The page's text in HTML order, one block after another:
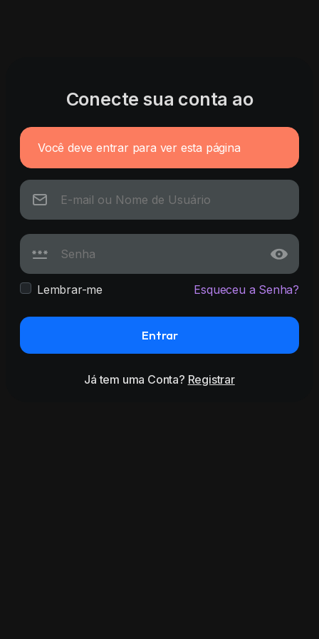
Conecte sua conta ao
Você deve entrar para ver esta página
Lembrar-me Esqueceu a Senha?
Entrar
Já tem uma Conta? Registrar